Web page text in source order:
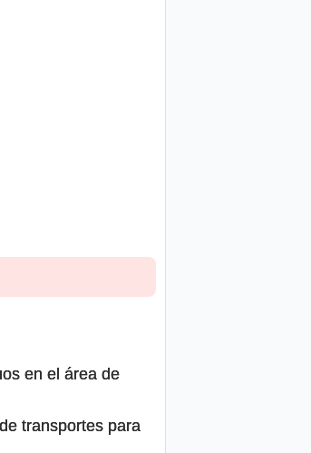
en el área de
transportes para